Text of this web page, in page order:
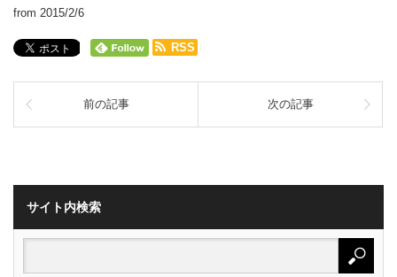
from 2015/2/6
RSS
前の記事 次の記事
サイト内検索